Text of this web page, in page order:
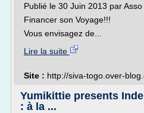
Publié le 30 Juin 2013 par
Financer son Voyage!!!
Vous envisagez de...
Lire la suite
Site : http://siva-togo.over-
Yumikittie presents
: à la ...